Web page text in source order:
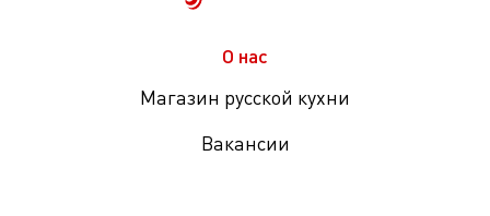
О нас
Магазин русской кухни
Вакансии